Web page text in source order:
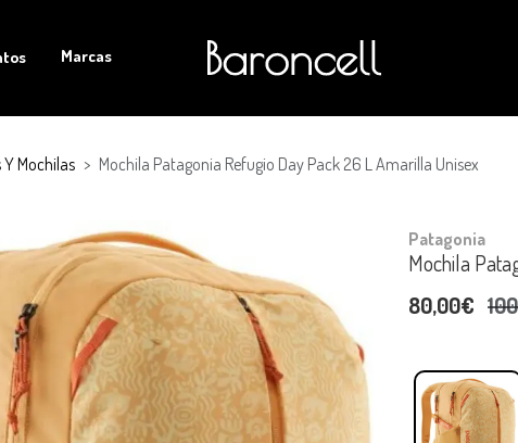
Marcas
Y Mochilas Mochila Patagonia Refugio Day Pack 26 L Amarilla Unisex
Patagonia
Mochila
80,00€